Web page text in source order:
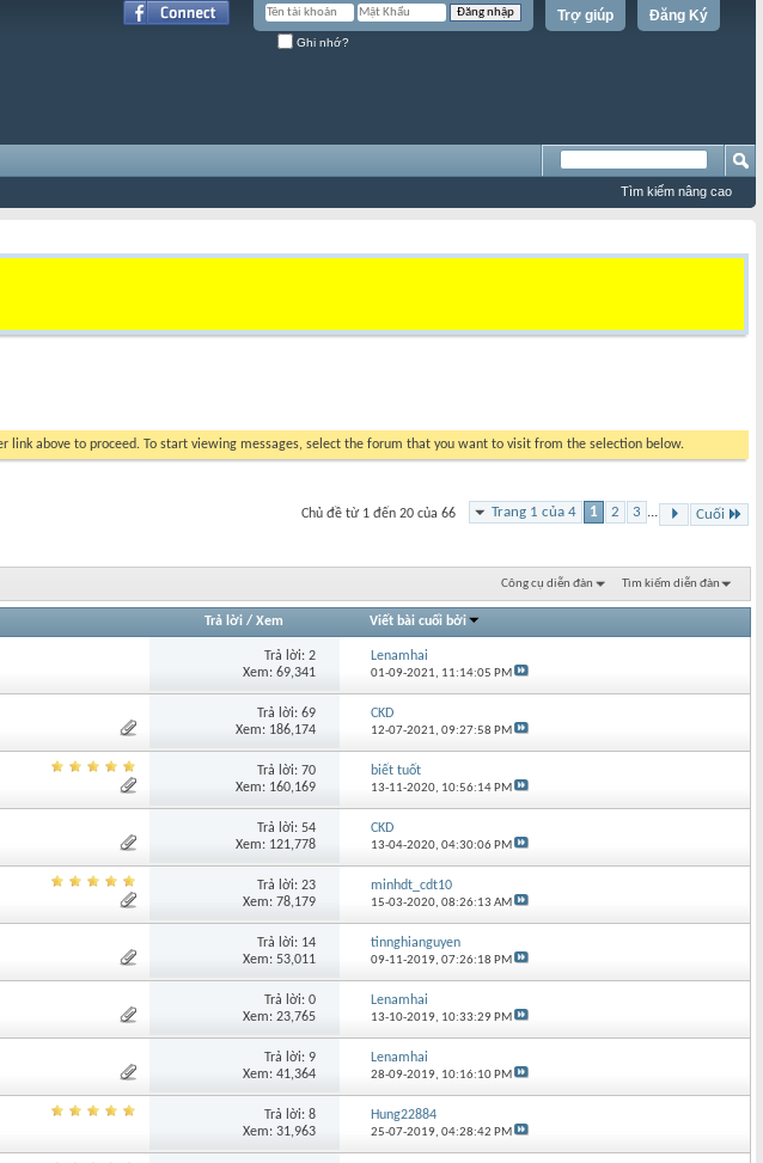
Đăng Ký
Trợ giúp
Ghi nhớ?
Tìm kiếm nâng cao
link above to proceed. To start viewing messages, select the forum that you want to visit from the selection below.
Trang 1 của 4 1 2 3 ... Cuối
Chủ đề từ 1 đến 20 của 66
Công cụ diễn đàn Tìm kiếm diễn đàn
Trả lời/ Xem Viết bài cuối bởi
Trả lời: 2
Xem: 69,341
Lenamhai
01-09-2021, 11:14:05 PM
Trả lời: 69
Xem: 186,174
CKD
12-07-2021,09:27:58 PM
Trả lời: 70
Xem: 160,169
biết tuốt
13-11-2020, 10:56:14 PM
Trả lời: 54
Xem: 121,778
CKD
13-04-2020,04:30:06 PM
Trả lời: 23
Xem: 78,179
minhdt_cdt10
15-03-2020,08:26:13 AM
Trả lời: 14
Xem: 53,011
tinnghianguyen
09-11-2019,07:26:18 PM
Trả lời: 0
Xem: 23,765
Lenamhai
13-10-2019, 10:33:29 PM
Trả lời: 9
Xem: 41,364
Lenamhai
28-09-2019, 10:16:10 PM
Trả lời: 8
Xem: 31,963
Hung22884
25-07-2019,04:28:42 PM